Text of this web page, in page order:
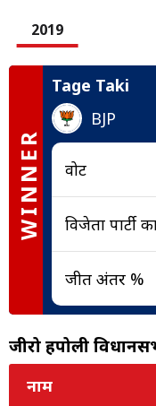
2019
WINNER
Tage Taki
BJP
वोट
विजेता पार्टी
जीत अंतर %
जीरो हपोली
नाम